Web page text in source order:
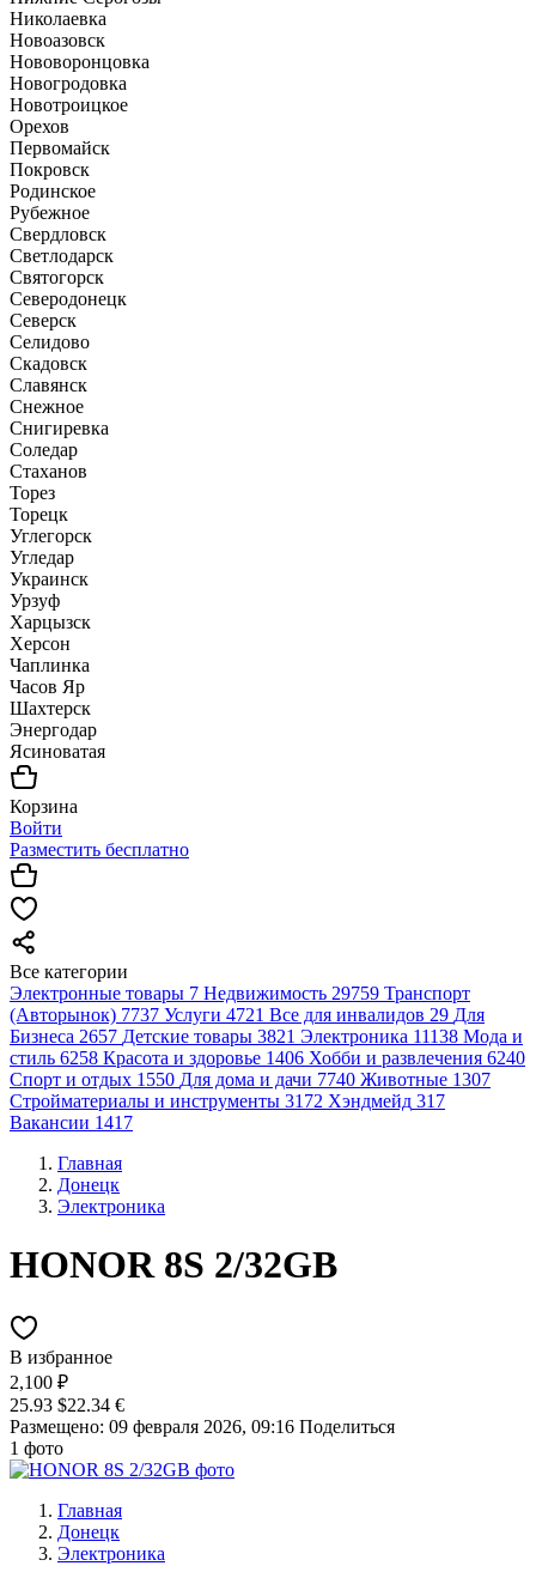
Николаевка
Новоазовск
Нововоронцовка
Новогродовка
Новотроицкое
Орехов
Первомайск
Покровск
Родинское
Рубежное
Свердловск
Светлодарск
Святогорск
Северодонецк
Северск
Селидово
Скадовск
Славянск
Снежное
Снигиревка
Соледар
Стаханов
Торез
Торецк
Углегорск
Угледар
Украинск
Урзуф
Харцызск
Херсон
Чаплинка
Часов Яр
Шахтерск
Энергодар
Ясиноватая
Корзина
Войти
Разместить бесплатно
Все категории
Электронные товары 7 Недвижимость 29759 Транспорт
(Авторынок) 7737 Услуги 4721 Все для инвалидов 29 Для
Бизнеса 2657 Детские товары 3821 Электроника 11138 Мода и
стиль 6258 Красота и здоровье 1406 Хобби и развлечения 6240
Спорт и отдых 1550 Для дома и дачи 7740 Животные 1307
Стройматериалы и инструменты 3172 Хэндмейд 317
Вакансии 1417
Главная
Донецк
Электроника
HONOR 8S 2/32GB
В избранное
2,100 ₽
25.93 $22.34 €
Размещено: 09 февраля 2026, 09:16 Поделиться
1 фото
Главная
Донецк
Электроника